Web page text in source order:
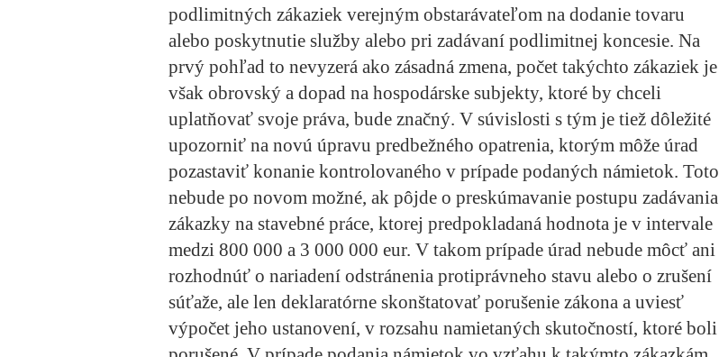
podlimitných zákaziek verejným obstarávateľom na dodanie tovaru
alebo poskytnutie služby alebo pri zadávaní podlimitnej koncesie. Na
prvý pohľad to nevyzerá ako zásadná zmena, počet takýchto zákaziek je
však obrovský a dopad na hospodárske subjekty, ktoré by chceli
uplatňovať svoje práva, bude značný. V súvislosti s tým je tiež dôležité
upozorniť na novú úpravu predbežného opatrenia, ktorým môže úrad
pozastaviť konanie kontrolovaného v prípade podaných námietok. Toto
nebude po novom možné, ak pôjde o preskúmavanie postupu zadávania
zákazky na stavebné práce, ktorej predpokladaná hodnota je v intervale
medzi 800 000 a 3 000 000 eur. V takom prípade úrad nebude môcť ani
rozhodnúť o nariadení odstránenia protiprávneho stavu alebo o zrušení
súťaže, ale len deklaratórne skonštatovať porušenie zákona a uviesť
výpočet jeho ustanovení, v rozsahu namietaných skutočností, ktoré boli